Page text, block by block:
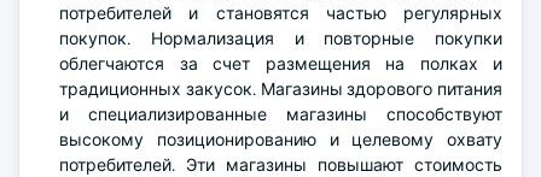
потребителей и становятся частью регулярных
покупок. Нормализация и повторные покупки
облегчаются за счет размещения на полках и
традиционных закусок. Магазины здорового питания
и специализированные магазины способствуют
высокому позиционированию и целевому охвату
потребителей. Эти магазины повышают стоимость